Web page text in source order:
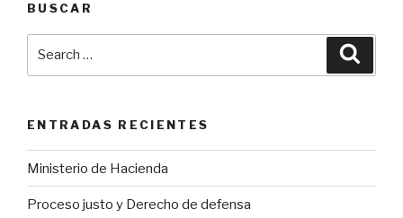
recursos
casación
titulares
licencias
de
taxi»
BUSCAR
ENTRADAS RECIENTES
Ministerio de Hacienda
Proceso justo y Derecho de defensa